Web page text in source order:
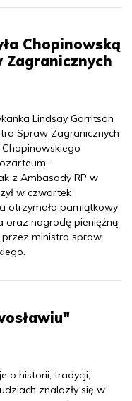
Chopinowską
Zagranicznych
Lindsay Garritson
Spraw Zagranicznych
-
z Ambasady RP w
w czwartek
otrzymała pamiątkowy
oraz nagrodę pieniężną
ministra spraw
o historii, tradycji,
znalazły się w